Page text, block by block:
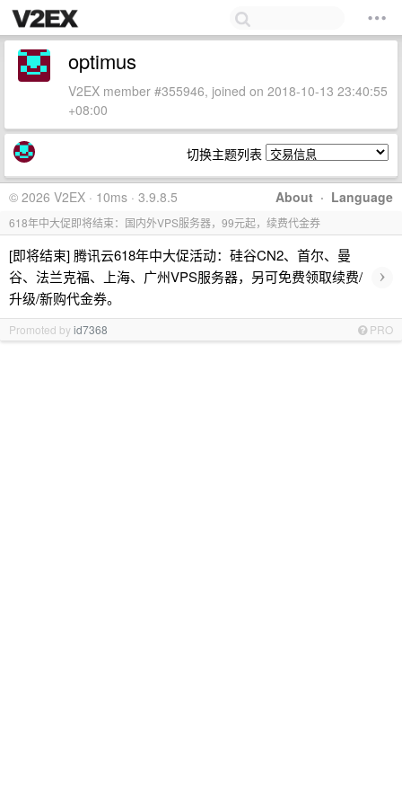
optimus
V2EX member #355946, joined on 2018-10-13 23:40:55
+08:00
切换主题列表
About · Language
© 2026 V2EX · 10ms · 3.9.8.5
618年中大促即将结束：国内外VPS服务器，99元起，续费代金券
[即将结束] 腾讯云618年中大促活动：硅谷CN2、首尔、曼
谷、法兰克福、上海、广州VPS服务器，另可免费领取续费/
升级/新购代金券。
›
Promoted byid7368 PRO